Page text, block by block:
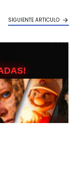
SIGUIENTE ARTICULO